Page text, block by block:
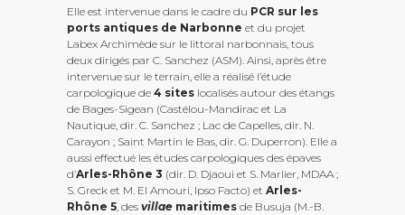
Elle est intervenue dans le cadre du PCR sur les
ports antiques de Narbonne et du projet
Labex Archimède sur le littoral narbonnais, tous
deux dirigés par C. Sanchez (ASM). Ainsi, après être
intervenue sur le terrain, elle a réalisé l’étude
carpologique de 4 sites localisés autour des étangs
de Bages-Sigean (Castélou-Mandirac et La
Nautique, dir. C. Sanchez ; Lac de Capelles, dir. N.
Carayon ; Saint Martin le Bas, dir. G. Duperron). Elle a
aussi effectué les études carpologiques des épaves
d’Arles-Rhône 3 (dir. D. Djaoui et S. Marlier, MDAA ;
S. Greck et M. El Amouri, Ipso Facto) et Arles-
Rhône 5, des villae maritimes de Busuja (M.-B.